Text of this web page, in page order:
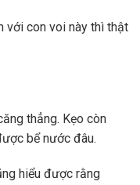
với con voi này thì thật
thẳng. Kẹo còn
bể nước đâu.
hiểu được rằng